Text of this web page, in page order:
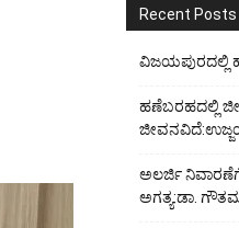
Recent Posts
ವಿಜಯಪುರದಲ್ಲಿ
ಹಣೆಬರಹದಲ್ಲಿ
ಅಲರ್ಜಿ
ಅಗತ್ಯ:ಡಾ.